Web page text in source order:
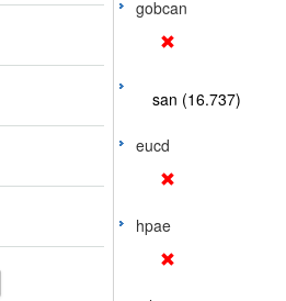
gobcan
san (16.737)
eucd
hpae